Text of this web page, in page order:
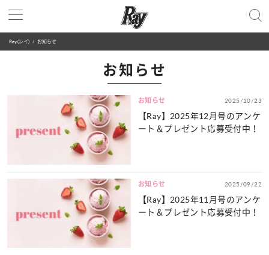
Ray(レイ) お知らせ
お知らせ
お知らせ 2025/10/23
【Ray】2025年12月号のアンケ
ート＆プレゼント応募受付中！
お知らせ 2025/09/22
【Ray】2025年11月号のアンケ
ート＆プレゼント応募受付中！